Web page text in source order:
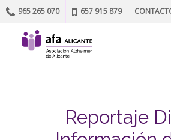
965 265 070 657 915 879
Reportaje